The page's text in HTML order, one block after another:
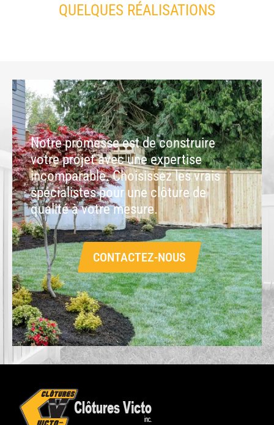
QUELQUES RÉALISATIONS
Notre promesse est de construire
votre projet avec une expertise
incomparable. Choisissez les vrais
spécialistes pour une clôture de
qualité à votre mesure.
CONTACTEZ-NOUS